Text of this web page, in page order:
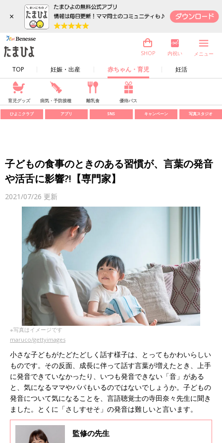
×
TOP 妊娠・出産 赤ちゃん・育児 妊活
SHOP 内祝い メニュー
育児グッズ 病気・予防接種 離乳食 優待パス
ひよこクラブ アプリ SNS キャンペーン 写真スタジオ
子どもの食事のときのある習慣が、言葉の発音
や活舌に影響?!【専門家】
2021/07/26 更新
※写真はイメージです
maruco/gettyimages
小さな子どもがたどたどしく話す様子は、とってもかわいらしい
ものです。その反面、成長に伴って話す言葉が増えたとき、上手
に発音できていなかったり、いつも発音できない「音」がある
と、気になるママやパパもいるのではないでしょうか。子どもの
発音について気になることを、言語聴覚士の寺田奈々先生に聞き
ました。とくに「さしすせそ」の発音は難しいと言います。
監修の先生